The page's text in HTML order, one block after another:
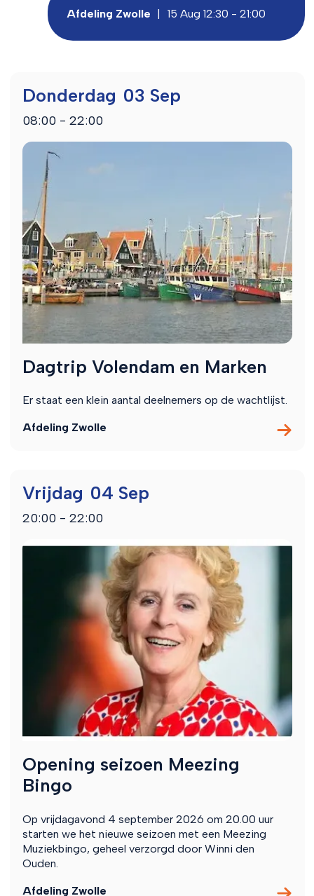
Afdeling Zwolle 15 Aug 12:30 - 21:00
Donderdag 03 Sep
08:00 - 22:00
Dagtrip Volendam en Marken
Er staat een klein aantal deelnemers op de wachtlijst.
Afdeling Zwolle
Vrijdag 04 Sep
20:00 - 22:00
Opening seizoen Meezing
Bingo
Op vrijdagavond 4 september 2026 om 20.00 uur
starten we het nieuwe seizoen met een Meezing
Muziekbingo, geheel verzorgd door Winni den
Ouden.
Afdeling Zwolle